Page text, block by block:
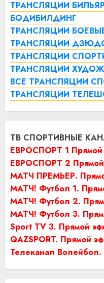
ТРАНСЛЯЦИИ
БОДИБИЛДИНГ
ТРАНСЛЯЦИИ
ТРАНСЛЯЦИИ
ТРАНСЛЯЦИИ
ТРАНСЛЯЦИИ
ВСЕ ТРАНСЛЯЦИИ
ТРАНСЛЯЦИИ
ТВ СПОРТИВНЫЕ
ЕВРОСПОРТ 1 Прямой
ЕВРОСПОРТ 2
МАТЧ ПРЕМЬЕР.
МАТЧ! Футбол 1.
МАТЧ! Футбол 2.
МАТЧ! Футбол 3.
Sport TV 3. Прямой
QAZSPORT. Прямой
Телеканал